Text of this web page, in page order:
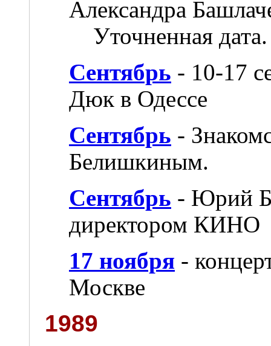
Александра
Уточненная дата.
Сентябрь - 10-17
Дюк в Одессе
Сентябрь -
Белишкиным.
Сентябрь - Юрий
директором КИНО
17 ноября -
Москве
1989